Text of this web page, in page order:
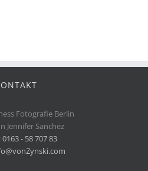
Fotografie Berlin
Jennifer Sanchez
0163 - 58 707 83